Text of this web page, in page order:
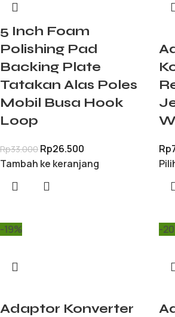
5 Inch Foam
Polishing Pad
Backing Plate
Tatakan Alas Poles
Mobil Busa Hook
Loop
Rp33.000 Rp26.500
Tambah ke keranjang
Rp
-19%
Adaptor Konverter
-